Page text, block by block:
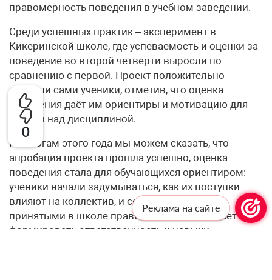
0
правомерность поведения в учебном заведении.
Среди успешных практик – эксперимент в
Кикеринской школе, где успеваемость и оценки за
поведение во второй четверти выросли по
сравнению с первой. Проект положительно
оценили сами ученики, отметив, что оценка
поведения даёт им ориентиры и мотивацию для
работы над дисциплиной.
По итогам этого года мы можем сказать, что
апробация проекта прошла успешно, оценка
поведения стала для обучающихся ориентиром:
ученики начали задумываться, как их поступки
влияют на коллектив, и соотносить их с
принятыми в школе правилами. Это помогает
формировать ответственность и навыки
Реклама на сайте